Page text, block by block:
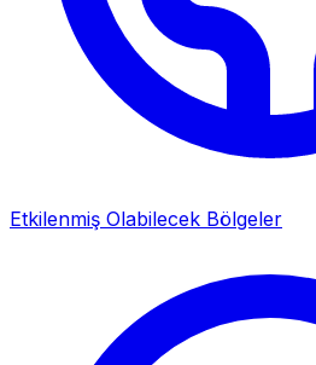
Etkilenmiş Olabilecek Bölgeler